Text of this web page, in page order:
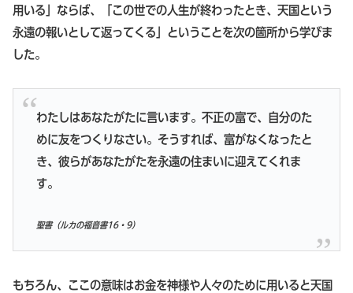
用いる」ならば、「この世での人生が終わったとき、天国という
永遠の報いとして返ってくる」ということを次の箇所から学びま
した。
わたしはあなたがたに言います。不正の富で、自分のた
めに友をつくりなさい。そうすれば、富がなくなったと
き、彼らがあなたがたを永遠の住まいに迎えてくれま
す。
聖書（ルカの福音書16・9）
もちろん、ここの意味はお金を神様や人々のために用いると天国